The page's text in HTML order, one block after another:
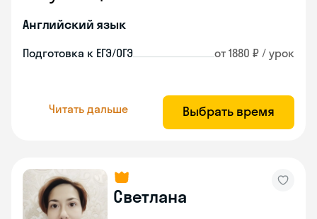
Английский язык
Подготовка к ЕГЭ/ОГЭ от 1880 ₽ / урок
Читать дальше Выбрать время
Светлана